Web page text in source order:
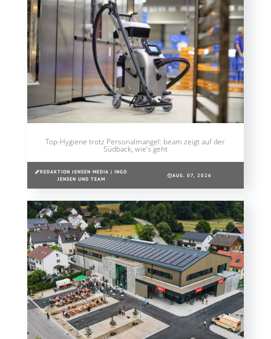
Top-Hygiene trotz Personalmangel: beam zeigt auf der
Südback, wie’s geht
REDAKTION JENSEN MEDIA | INGO
JENSEN UND TEAM
AUG. 07, 2026